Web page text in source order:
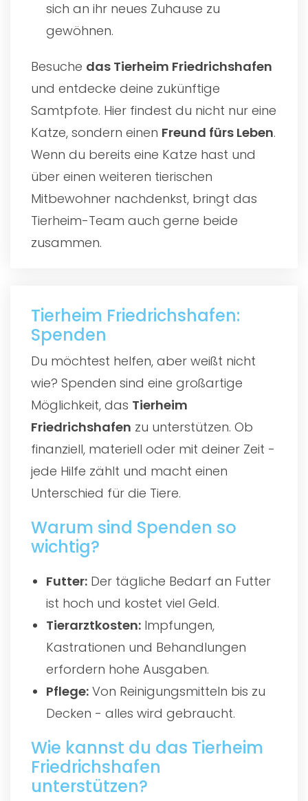
sich an ihr neues Zuhause zu
gewöhnen.
Besuche das Tierheim Friedrichshafen
und entdecke deine zukünftige
Samtpfote. Hier findest du nicht nur eine
Katze, sondern einen Freund fürs Leben.
Wenn du bereits eine Katze hast und
über einen weiteren tierischen
Mitbewohner nachdenkst, bringt das
Tierheim-Team auch gerne beide
zusammen.
Tierheim Friedrichshafen:
Spenden
Du möchtest helfen, aber weißt nicht
wie? Spenden sind eine großartige
Möglichkeit, das Tierheim
Friedrichshafen zu unterstützen. Ob
finanziell, materiell oder mit deiner Zeit -
jede Hilfe zählt und macht einen
Unterschied für die Tiere.
Warum sind Spenden so
wichtig?
Futter: Der tägliche Bedarf an Futter
ist hoch und kostet viel Geld.
Tierarztkosten: Impfungen,
Kastrationen und Behandlungen
erfordern hohe Ausgaben.
Pflege: Von Reinigungsmitteln bis zu
Decken - alles wird gebraucht.
Wie kannst du das Tierheim
Friedrichshafen
unterstützen?